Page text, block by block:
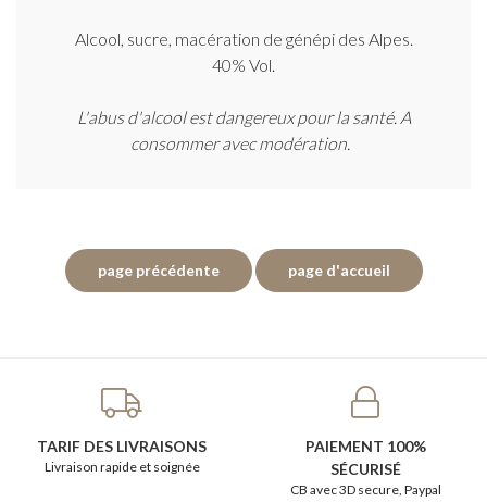
Alcool, sucre, macération de génépi des Alpes.
40% Vol.
L'abus d'alcool est dangereux pour la santé. A
consommer avec modération.
TARIF DES LIVRAISONS
Livraison rapide et soignée
PAIEMENT 100%
SÉCURISÉ
CB avec 3D secure, Paypal